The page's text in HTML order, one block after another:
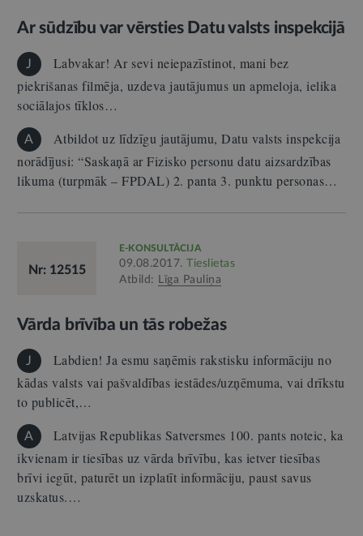
Ar sūdzību var vērsties Datu valsts inspekcijā
J
Labvakar! Ar sevi neiepazīstinot, mani bez
piekrišanas filmēja, uzdeva jautājumus un apmeloja, ielika
sociālajos tīklos…
A
Atbildot uz līdzīgu jautājumu, Datu valsts inspekcija
norādījusi: “Saskaņā ar Fizisko personu datu aizsardzības
likuma (turpmāk – FPDAL) 2. panta 3. punktu personas…
Nr: 12515
E-KONSULTĀCIJA
09.08.2017.
Tieslietas
Atbild: Līga Pauliņa
Vārda brīvība un tās robežas
J
Labdien! Ja esmu saņēmis rakstisku informāciju no
kādas valsts vai pašvaldības iestādes/uzņēmuma, vai drīkstu
to publicēt,…
A
Latvijas Republikas Satversmes 100. pants noteic, ka
ikvienam ir tiesības uz vārda brīvību, kas ietver tiesības
brīvi iegūt, paturēt un izplatīt informāciju, paust savus
uzskatus.…